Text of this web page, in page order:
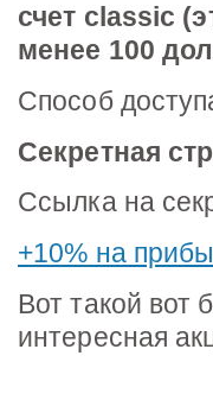
счет classic
менее 100
Способ
Секретная
Ссылка на
+10% на
Вот такой вот
интересная